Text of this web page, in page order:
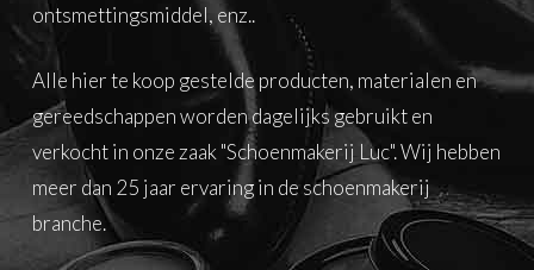
ontsmettingsmiddel, enz..
Alle hier te koop gestelde producten, materialen en
gereedschappen worden dagelijks gebruikt en
verkocht in onze zaak "Schoenmakerij Luc". Wij hebben
meer dan 25 jaar ervaring in de schoenmakerij
branche.